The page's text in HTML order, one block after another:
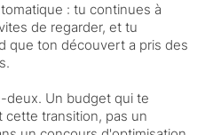
: tu continues à
de regarder, et tu
que ton découvert a pris des
deux. Un budget qui te
transition, pas un